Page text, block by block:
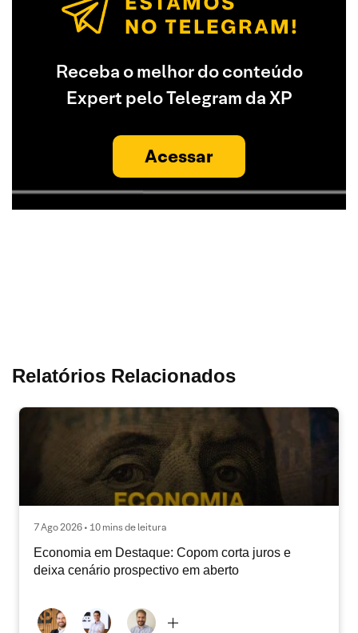
Receba o melhor do conteúdo
Expert pelo Telegram da XP
Acessar
Relatórios Relacionados
7 Ago 2026 • 10 mins de leitura
Economia em Destaque: Copom corta juros e
deixa cenário prospectivo em aberto